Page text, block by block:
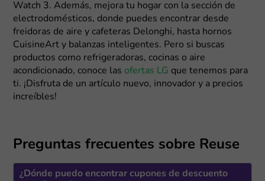
Watch 3. Además, mejora tu hogar con la sección de
electrodomésticos, donde puedes encontrar desde
freidoras de aire y cafeteras Delonghi, hasta hornos
CuisineArt y balanzas inteligentes. Pero si buscas
productos como refrigeradoras, cocinas o aire
acondicionado, conoce las ofertas LG que tenemos para
ti. ¡Disfruta de un artículo nuevo, innovador y a precios
increíbles!
Preguntas frecuentes sobre Reuse
¿Dónde puedo encontrar cupones de descuento